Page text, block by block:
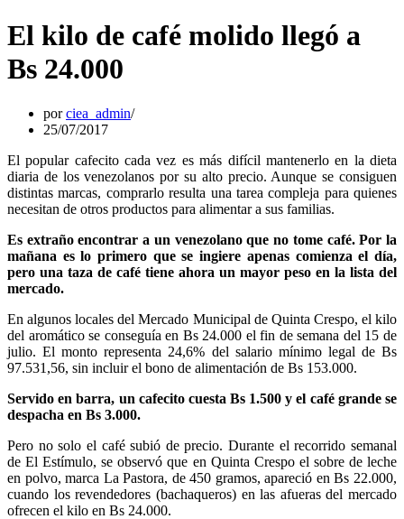
El kilo de café molido llegó a
Bs 24.000
porciea_admin
25/07/2017
El popular cafecito cada vez es más difícil mantenerlo en la dieta
diaria de los venezolanos por su alto precio. Aunque se consiguen
distintas marcas, comprarlo resulta una tarea compleja para quienes
necesitan de otros productos para alimentar a sus familias.
Es extraño encontrar a un venezolano que no tome café. Por la
mañana es lo primero que se ingiere apenas comienza el día,
pero una taza de café tiene ahora un mayor peso en la lista del
mercado.
En algunos locales del Mercado Municipal de Quinta Crespo, el kilo
del aromático se conseguía en Bs 24.000 el fin de semana del 15 de
julio. El monto representa 24,6% del salario mínimo legal de Bs
97.531,56, sin incluir el bono de alimentación de Bs 153.000.
Servido en barra, un cafecito cuesta Bs 1.500 y el café grande se
despacha en Bs 3.000.
Pero no solo el café subió de precio. Durante el recorrido semanal
de El Estímulo, se observó que en Quinta Crespo el sobre de leche
en polvo, marca La Pastora, de 450 gramos, apareció en Bs 22.000,
cuando los revendedores (bachaqueros) en las afueras del mercado
ofrecen el kilo en Bs 24.000.